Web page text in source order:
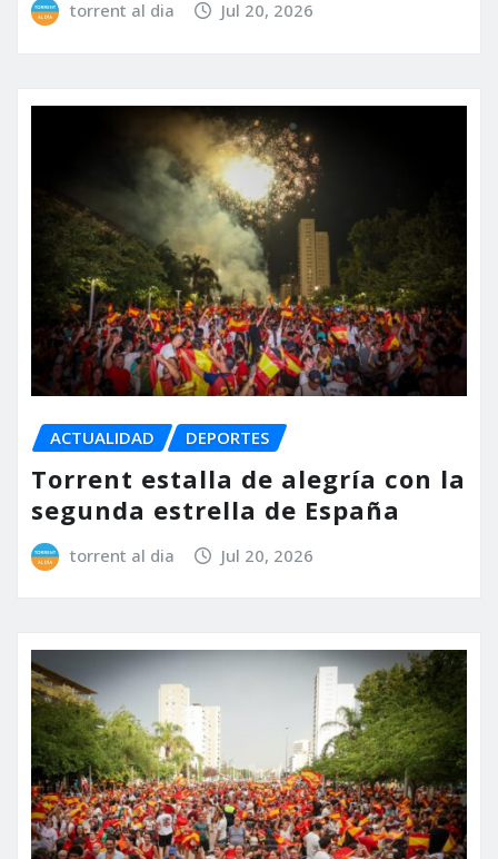
torrent al dia Jul 20, 2026
ACTUALIDAD DEPORTES
Torrent estalla de alegría con la
segunda estrella de España
torrent al dia Jul 20, 2026